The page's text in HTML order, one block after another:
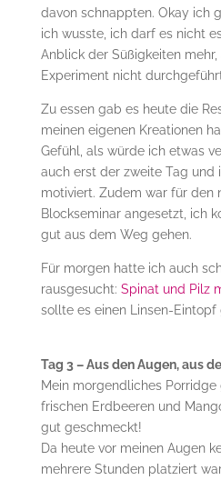
davon schnappten. Okay ich
ich wusste, ich darf es nicht
Anblick der Süßigkeiten
Experiment nicht
Zu essen gab es heute die
meinen eigenen Kreationen
Gefühl, als würde ich etwas
auch erst der zweite Tag und
motiviert. Zudem war für den
Blockseminar angesetzt, ich
gut aus dem Weg gehen.
Für morgen hatte ich auch
rausgesucht: Spinat und Pilz
sollte es einen Linsen-Eintopf
Tag 3 – Aus den Augen, aus
Mein morgendliches
frischen Erdbeeren und
gut geschmeckt!
Da heute vor meinen Augen
mehrere Stunden platziert